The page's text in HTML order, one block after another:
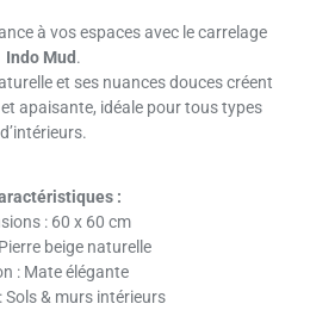
à vos espaces avec le carrelage
Indo Mud.
et ses nuances douces créent
apaisante, idéale pour tous types
d’intérieurs.
:
: 60 x 60 cm
beige naturelle
: Mate élégante
Sols & murs intérieurs